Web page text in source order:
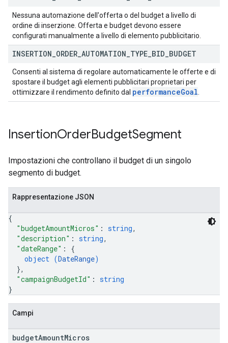
Nessuna automazione dell'offerta o del budget a livello di
ordine di inserzione. Offerta e budget devono essere
configurati manualmente a livello di elemento pubblicitario.
INSERTION ORDER AUTOMATION TYPE BID BUDGET
Consenti al sistema di regolare automaticamente le offerte e di
spostare il budget agli elementi pubblicitari proprietari per
ottimizzare il rendimento definito dal performanceGoal
InsertionOrderBudgetSegment
Impostazioni che controllano il budget di un singolo
segmento di budget.
Rappresentazione JSON
{
"budgetAmountMicros" : string,
"description" : string,
"dateRange" : {
object (DateRange)
},
"campaignBudgetId" : string
}
Campi
budgetAmountMicros